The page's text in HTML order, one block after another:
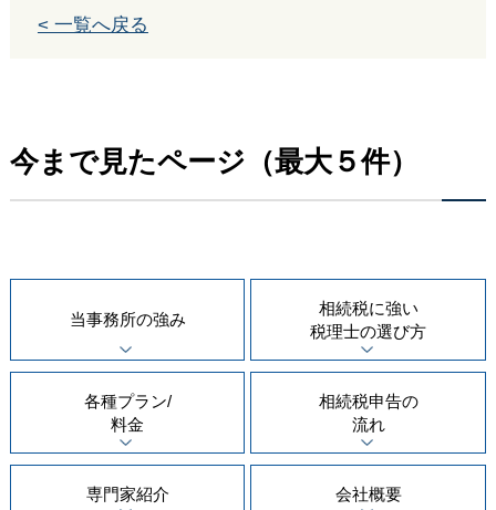
< 一覧へ戻る
今まで見たページ（最大５件）
当事務所の強み
相続税に強い
税理士の選び方
各種プラン/
料金
相続税申告の
流れ
専門家紹介 会社概要